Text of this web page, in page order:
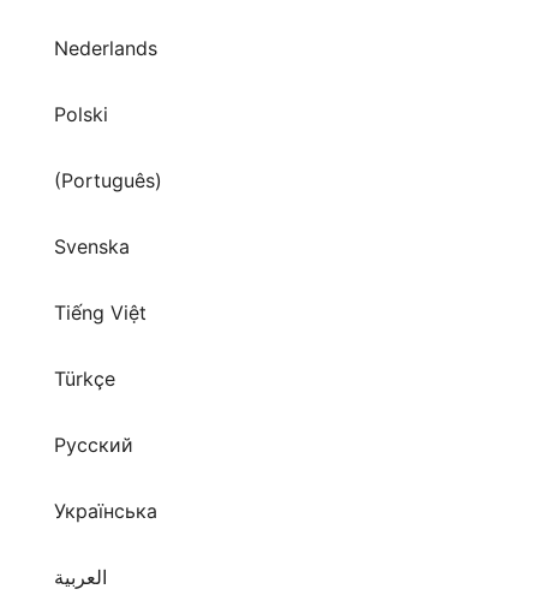
Nederlands
Polski
(Português)
Svenska
Tiếng Việt
Türkçe
Русский
Українська
العربية